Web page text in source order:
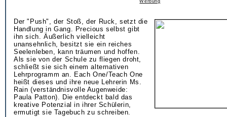
Werbung
Der "Push", der Stoß, der Ruck, setzt die
Handlung in Gang. Precious selbst gibt
ihn sich. Äußerlich vielleicht
unansehnlich, besitzt sie ein reiches
Seelenleben, kann träumen und hoffen.
Als sie von der Schule zu fliegen droht,
schließt sie sich einem alternativen
Lehrprogramm an. Each One/Teach One
heißt dieses und ihre neue Lehrerin Ms.
Rain (verständnisvolle Augenweide:
Paula Patton). Die entdeckt bald das
kreative Potenzial in ihrer Schülerin,
ermutigt sie Tagebuch zu schreiben.